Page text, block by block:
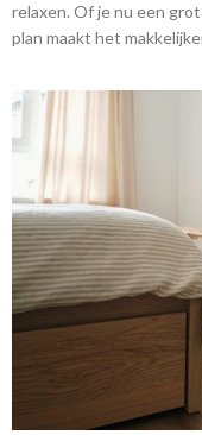
relaxen. Of je nu een
plan maakt het